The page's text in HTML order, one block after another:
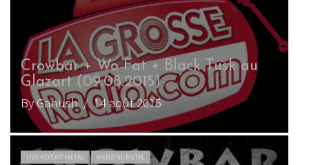
Crowbar + Wo Fat + Black Tusk au
Glazart (09.08.2015)
By Ganush/ 14 août 2015
LIVE REPORT METAL WEBZINE METAL